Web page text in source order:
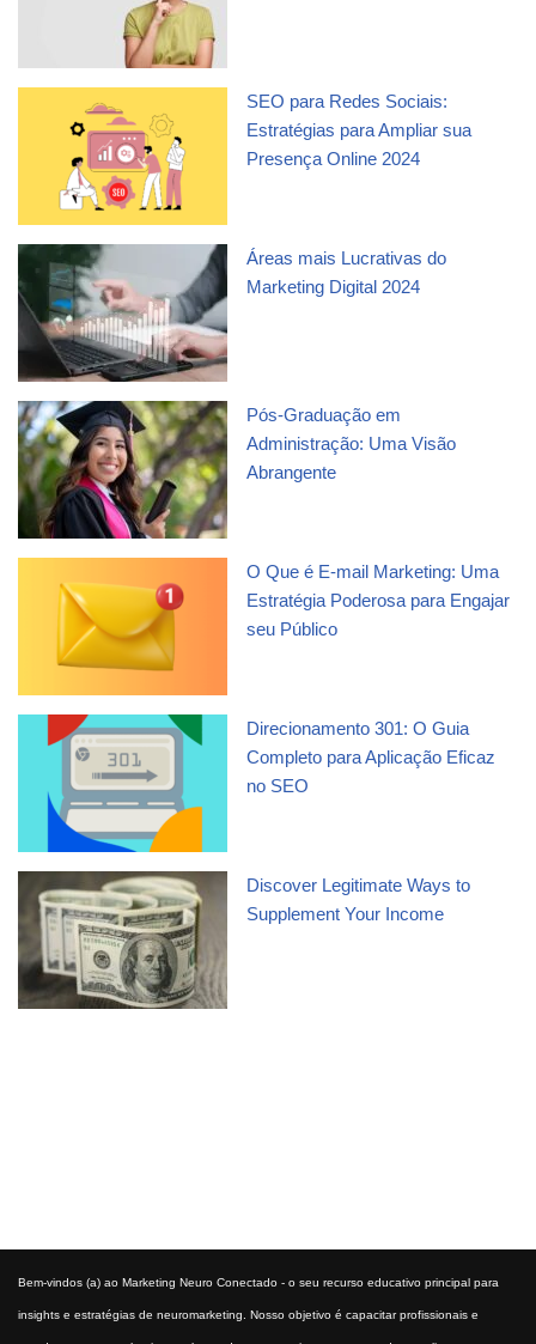
SEO para Redes Sociais:
Estratégias para Ampliar sua
Presença Online 2024
Áreas mais Lucrativas do
Marketing Digital 2024
Pós-Graduação em
Administração: Uma Visão
Abrangente
O Que é E-mail Marketing: Uma
Estratégia Poderosa para Engajar
seu Público
Direcionamento 301: O Guia
Completo para Aplicação Eficaz
no SEO
Discover Legitimate Ways to
Supplement Your Income
Bem-vindos (a) ao Marketing Neuro Conectado - o seu recurso educativo principal para
insights e estratégias de neuromarketing. Nosso objetivo é capacitar profissionais e